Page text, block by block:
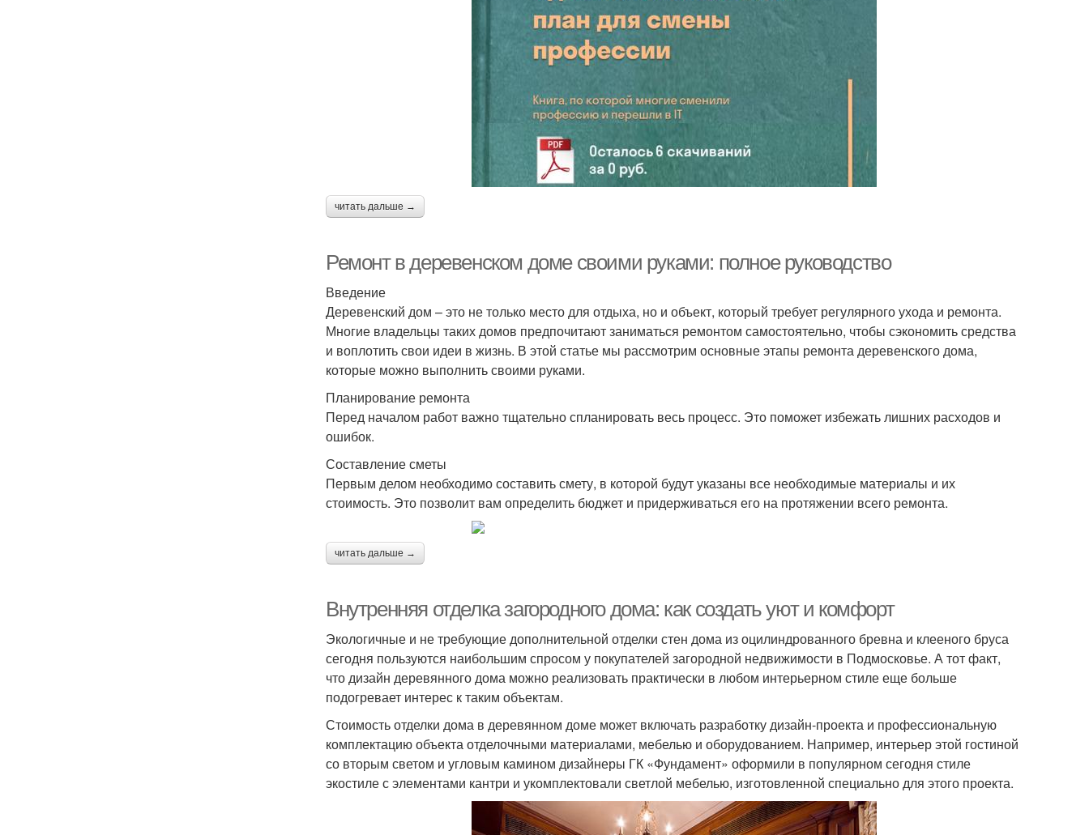
читать дальше →
Ремонт в деревенском доме своими руками: полное руководство
Введение
Деревенский дом – это не только место для отдыха, но и объект, который требует регулярного ухода и ремонта.
Многие владельцы таких домов предпочитают заниматься ремонтом самостоятельно, чтобы сэкономить средства
и воплотить свои идеи в жизнь. В этой статье мы рассмотрим основные этапы ремонта деревенского дома,
которые можно выполнить своими руками.
Планирование ремонта
Перед началом работ важно тщательно спланировать весь процесс. Это поможет избежать лишних расходов и
ошибок.
Составление сметы
Первым делом необходимо составить смету, в которой будут указаны все необходимые материалы и их
стоимость. Это позволит вам определить бюджет и придерживаться его на протяжении всего ремонта.
читать дальше →
Внутренняя отделка загородного дома: как создать уют и комфорт
Экологичные и не требующие дополнительной отделки стен дома из оцилиндрованного бревна и клееного бруса
сегодня пользуются наибольшим спросом у покупателей загородной недвижимости в Подмосковье. А тот факт,
что дизайн деревянного дома можно реализовать практически в любом интерьерном стиле еще больше
подогревает интерес к таким объектам.
Стоимость отделки дома в деревянном доме может включать разработку дизайн-проекта и профессиональную
комплектацию объекта отделочными материалами, мебелью и оборудованием. Например, интерьер этой гостиной
со вторым светом и угловым камином дизайнеры ГК «Фундамент» оформили в популярном сегодня стиле
экостиле с элементами кантри и укомплектовали светлой мебелью, изготовленной специально для этого проекта.